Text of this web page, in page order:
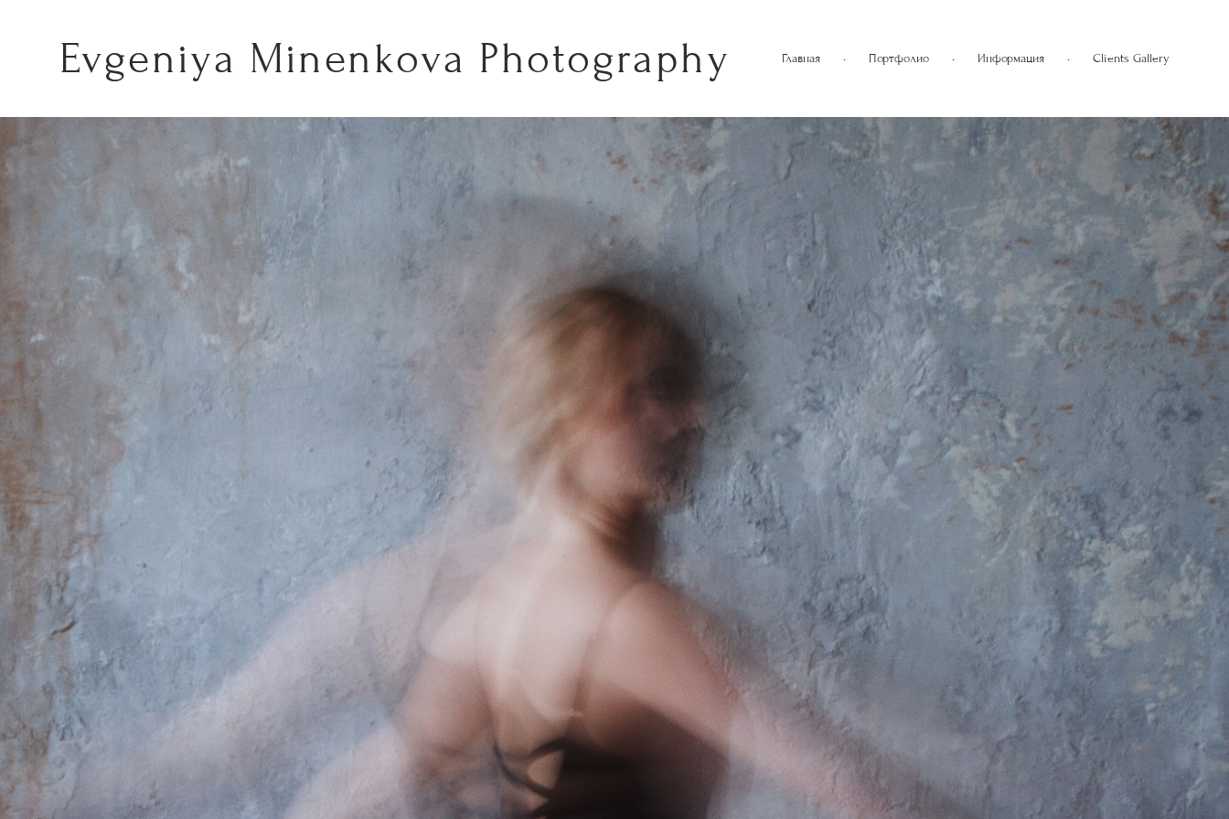
Evgeniya Minenkova Photography Главная • Портфолио • Информация • Clients Gallery